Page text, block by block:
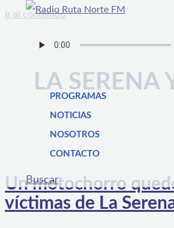
Ir al contenido
PROGRAMAS
NOTICIAS
NOSOTROS
CONTACTO
Buscar
LA SERENA
Un motochorro
víctimas de La